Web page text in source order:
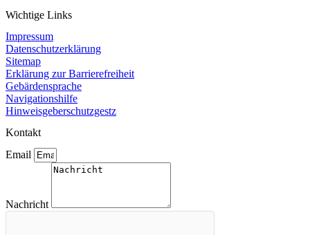
Wichtige Links
Impressum
Datenschutzerklärung
Sitemap
Erklärung zur Barrierefreiheit
Gebärdensprache
Navigationshilfe
Hinweisgeberschutzgestz
Kontakt
Email
Nachricht